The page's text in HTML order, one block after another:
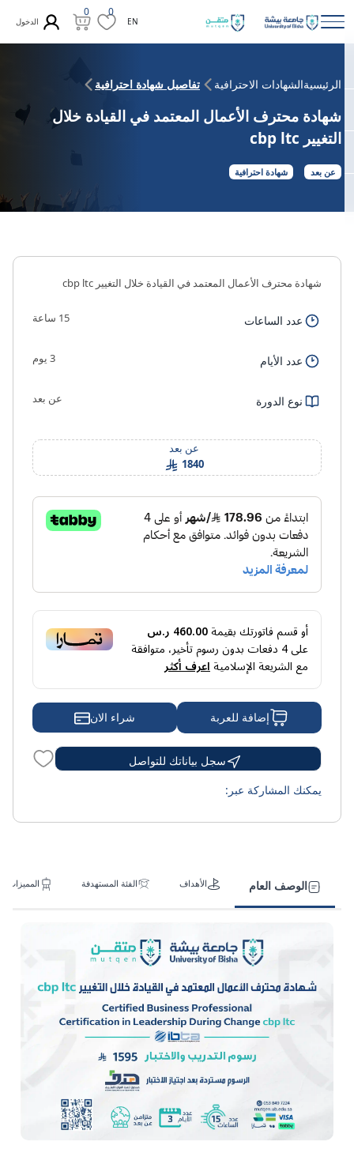
EN
0
0
الدخول
الرئيسيةالشهادات الاحترافية تفاصيل شهادة احترافية
شهادة محترف الأعمال المعتمد في القيادة خلال
التغيير cbp ltc
عن بعد شهادة احترافية
الوصف العام الأهداف الفئة المستهدفة المميزات
شهادة محترف الأعمال المعتمد في القيادة خلال التغيير cbp ltc
عدد الساعات 15 ساعة
عدد الأيام 3 يوم
نوع الدورة عن بعد
عن بعد
1840
أو قسم فاتورتك بقيمة460.00 ر.س
على4 دفعات بدون رسوم تأخير، متوافقة
مع الشريعة الإسلاميةاعرف أكثر
إضافة للعربة شراء الان
سجل بياناتك للتواصل
يمكنك المشاركة عبر: